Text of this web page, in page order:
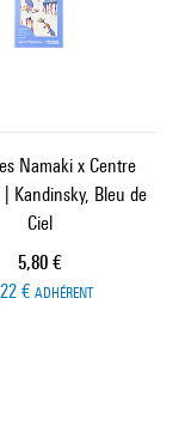
Namaki x Centre
| Kandinsky, Bleu de
Ciel
Prix ​​actuel
5,80 €
€ ADHÉRENT